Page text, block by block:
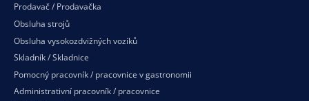
Prodavač / Prodavačka
Obsluha strojů
Obsluha vysokozdvižných vozíků
Skladník / Skladnice
Pomocný pracovník / pracovnice v gastronomii
Administrativní pracovník / pracovnice